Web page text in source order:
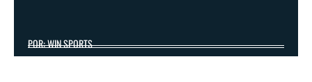
POR: WIN SPORTS